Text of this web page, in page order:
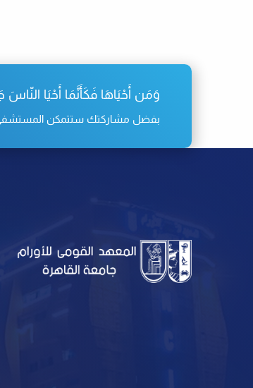
وَمَن أَحْيَاهَا فَكَأَنَّمَا أَحْيَا النّاسَ
بفضل مشاركتك ستتمكن المستشفى من